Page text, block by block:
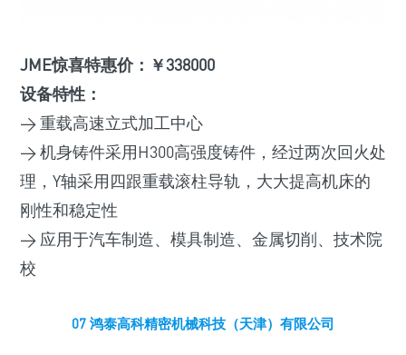
JME惊喜特惠价：￥338000
设备特性：
> 重载高速立式加工中心
> 机身铸件采用H300高强度铸件，经过两次回火处
理，Y轴采用四跟重载滚柱导轨，大大提高机床的
刚性和稳定性
> 应用于汽车制造、模具制造、金属切削、技术院
校
07 鸿泰高科精密机械科技（天津）有限公司